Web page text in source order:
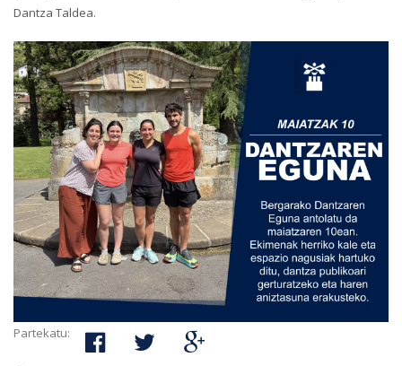
Dantza Taldea.
Partekatu: